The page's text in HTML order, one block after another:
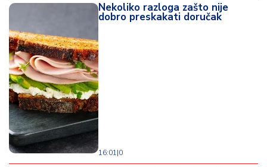
Nekoliko razloga zašto nije
dobro preskakati doručak
16:01|0